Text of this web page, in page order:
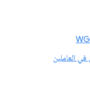
العاملين